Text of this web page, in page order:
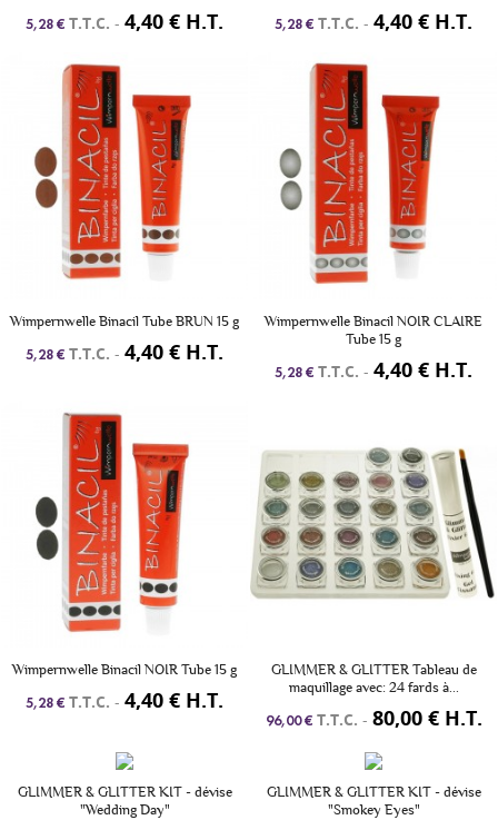
5,28 € T.T.C. - 4,40 € H.T. 5,28 € T.T.C. - 4,40 € H.T.
Wimpernwelle Binacil Tube BRUN 15 g
5,28 € T.T.C. - 4,40 € H.T.
Wimpernwelle Binacil NOIR CLAIRE
Tube 15 g
5,28 € T.T.C. - 4,40 € H.T.
Wimpernwelle Binacil NOIR Tube 15 g
5,28 € T.T.C. - 4,40 € H.T.
GLIMMER & GLITTER Tableau de
maquillage avec: 24 fards à...
96,00 € T.T.C. - 80,00 € H.T.
GLIMMER & GLITTER KIT - dévise
"Wedding Day"
GLIMMER & GLITTER KIT - dévise
"Smokey Eyes"